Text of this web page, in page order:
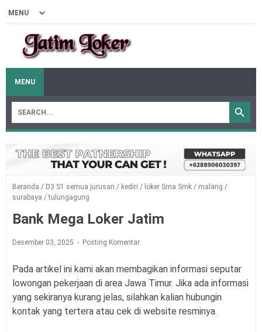
MENU
Beranda / D3 S1 semua jurusan / kediri / loker Sma Smk / malang /
surabaya /tulungagung
Bank Mega Loker Jatim
Desember 03, 2025 Posting Komentar
Pada artikel ini kami akan membagikan informasi seputar
lowongan pekerjaan di area Jawa Timur. Jika ada informasi
yang sekiranya kurang jelas, silahkan kalian hubungin
kontak yang tertera atau cek di website resminya.